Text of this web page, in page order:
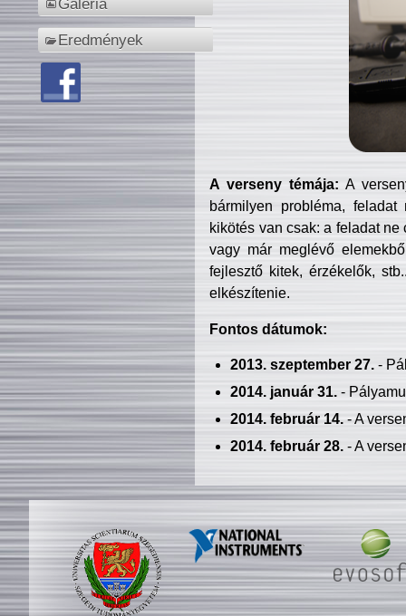
Galéria
Eredmények
A verseny témája: A
bármilyen probléma, feladat
kikötés van csak: a feladat
vagy már meglévő
fejlesztő kitek, érzékelők,
elkészítenie.
Fontos dátumok:
2013. szeptember 27.-
2014. január 31.-
2014. február 14.- A
2014. február 28.- A